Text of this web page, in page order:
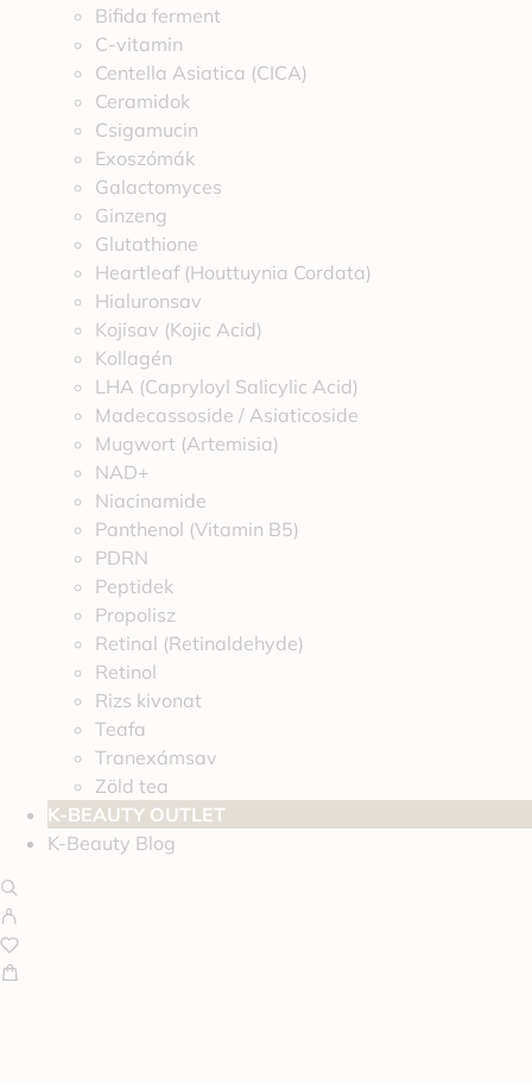
Bifida ferment
C-vitamin
Centella Asiatica (CICA)
Ceramidok
Csigamucin
Exoszómák
Galactomyces
Ginzeng
Glutathione
Heartleaf (Houttuynia Cordata)
Hialuronsav
Kojisav (Kojic Acid)
Kollagén
LHA (Capryloyl Salicylic Acid)
Madecassoside / Asiaticoside
Mugwort (Artemisia)
NAD+
Niacinamide
Panthenol (Vitamin B5)
PDRN
Peptidek
Propolisz
Retinal (Retinaldehyde)
Retinol
Rizs kivonat
Teafa
Tranexámsav
Zöld tea
K-BEAUTY OUTLET
K-Beauty Blog